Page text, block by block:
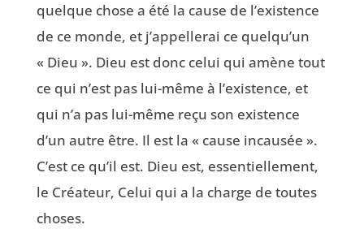
quelque chose a été la cause de l’existence
de ce monde, et j’appellerai ce quelqu’un
« Dieu ». Dieu est donc celui qui amène tout
ce qui n’est pas lui-même à l’existence, et
qui n’a pas lui-même reçu son existence
d’un autre être. Il est la « cause incausée ».
C’est ce qu’il est. Dieu est, essentiellement,
le Créateur, Celui qui a la charge de toutes
choses.